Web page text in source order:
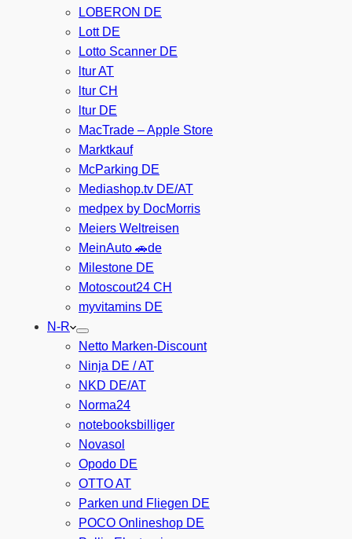
LOBERON DE
Lott DE
Lotto Scanner DE
ltur AT
ltur CH
ltur DE
MacTrade – Apple Store
Marktkauf
McParking DE
Mediashop.tv DE/AT
medpex by DocMorris
Meiers Weltreisen
MeinAuto 🚗de
Milestone DE
Motoscout24 CH
myvitamins DE
N-R
Netto Marken-Discount
Ninja DE / AT
NKD DE/AT
Norma24
notebooksbilliger
Novasol
Opodo DE
OTTO AT
Parken und Fliegen DE
POCO Onlineshop DE